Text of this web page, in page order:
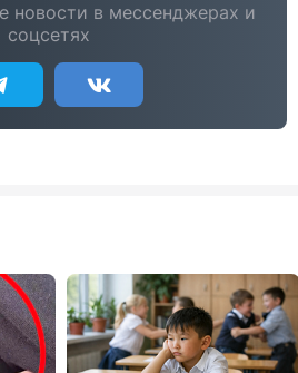
новости в мессенджерах и
соцсетях